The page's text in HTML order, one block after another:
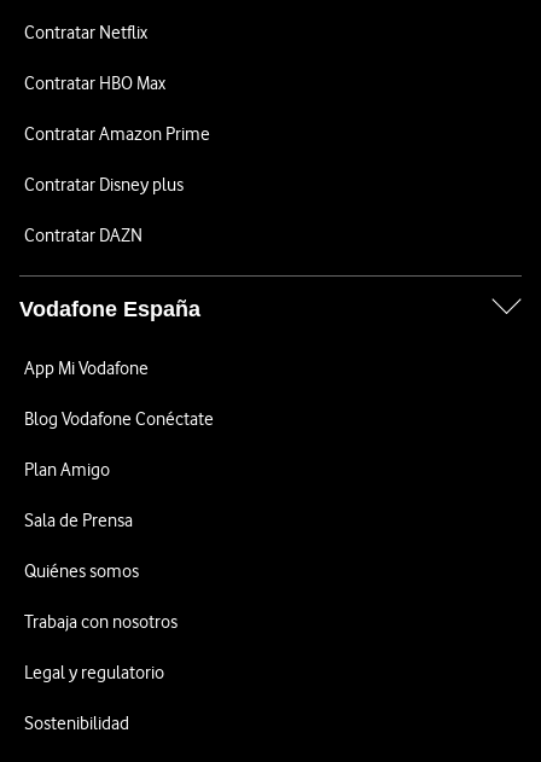
Contratar Netflix
Contratar HBO Max
Contratar Amazon Prime
Contratar Disney plus
Contratar DAZN
Vodafone España
App Mi Vodafone
Blog Vodafone Conéctate
Plan Amigo
Sala de Prensa
Quiénes somos
Trabaja con nosotros
Legal y regulatorio
Sostenibilidad